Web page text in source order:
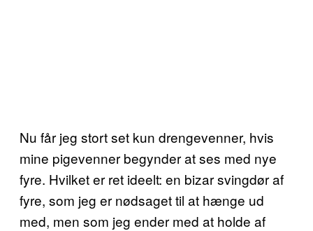
Nu får jeg stort set kun drengevenner, hvis
mine pigevenner begynder at ses med nye
fyre. Hvilket er ret ideelt: en bizar svingdør af
fyre, som jeg er nødsaget til at hænge ud
med, men som jeg ender med at holde af